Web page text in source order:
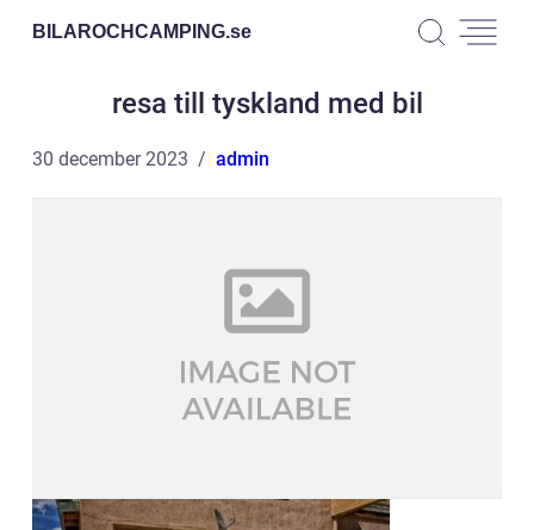
BILAROCHCAMPING.se
resa till tyskland med bil
30 december 2023 admin